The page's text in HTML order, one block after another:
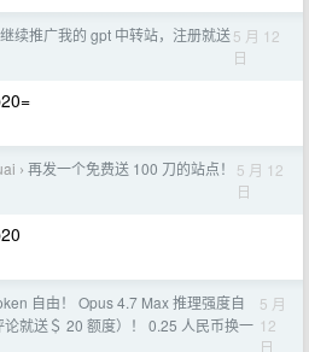
继续推广我的 gpt 中转站，注册就送5 月 12
日
› 再发一个免费送 100 刀的站点！
5 月 12
日
自由！ Opus 4.7 Max 推理强度自
就送＄ 20 额度）！ 0.25 人民币换一
5 月
12
日